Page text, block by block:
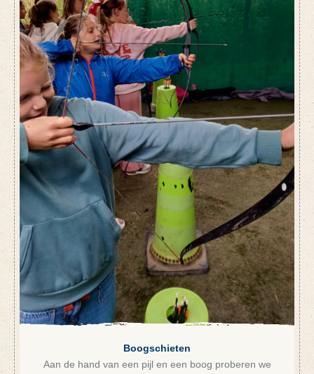
Boogschieten
Aan de hand van een pijl en een boog proberen we